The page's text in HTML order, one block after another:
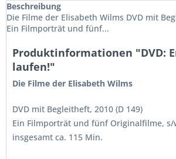
Beschreibung
Die Filme der Elisabeth Wilms DVD mit
Ein Filmporträt und fünf...
Produktinformationen "DVD:
laufen!"
Die Filme der Elisabeth Wilms
DVD mit Begleitheft, 2010 (D 149)
Ein Filmporträt und fünf Originalfilme, s/
insgesamt ca. 115 Min.